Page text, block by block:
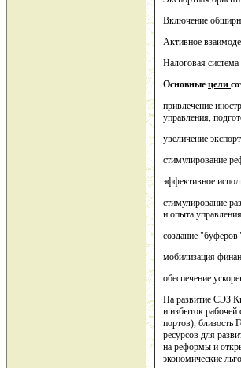
Включение
Активное
Налоговая
Основные цели
привлечение
управления,
увеличение
стимулирование
эффективное
стимулирование
и опыта
создание
мобилизация
обеспечение
На развитие СЭЗ
и избыток
портов), близость
ресурсов для
на реформы и
экономические